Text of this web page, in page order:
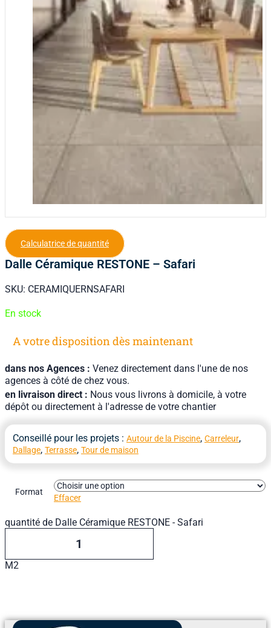
Calculatrice de quantité
Dalle Céramique RESTONE – Safari
SKU: CERAMIQUERNSAFARI
En stock
A votre disposition dès maintenant
dans nos Agences : Venez directement dans l'une de nos
agences à côté de chez vous.
en livraison direct : Nous vous livrons à domicile, à votre
dépôt ou directement à l'adresse de votre chantier
Conseillé pour les projets : Autour de la Piscine, Carreleur,
Dallage, Terrasse, Tour de maison
Format
Effacer
quantité de Dalle Céramique RESTONE - Safari
M2